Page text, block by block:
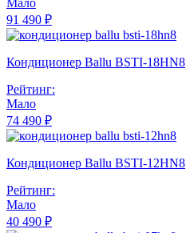
Мало
91 490 ₽
Кондиционер Ballu BSTI-18HN8
Рейтинг:
Мало
74 490 ₽
Кондиционер Ballu BSTI-12HN8
Рейтинг:
Мало
40 490 ₽